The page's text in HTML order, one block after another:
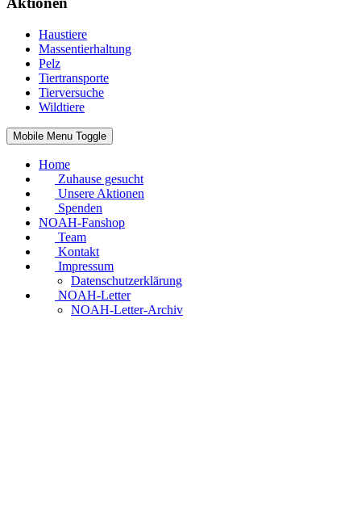
Haustiere
Massentierhaltung
Pelz
Tiertransporte
Tierversuche
Wildtiere
Mobile Menu Toggle
Home
Zuhause gesucht
Unsere Aktionen
Spenden
NOAH-Fanshop
Team
Kontakt
Impressum
Datenschutzerklärung
NOAH-Letter
NOAH-Letter-Archiv